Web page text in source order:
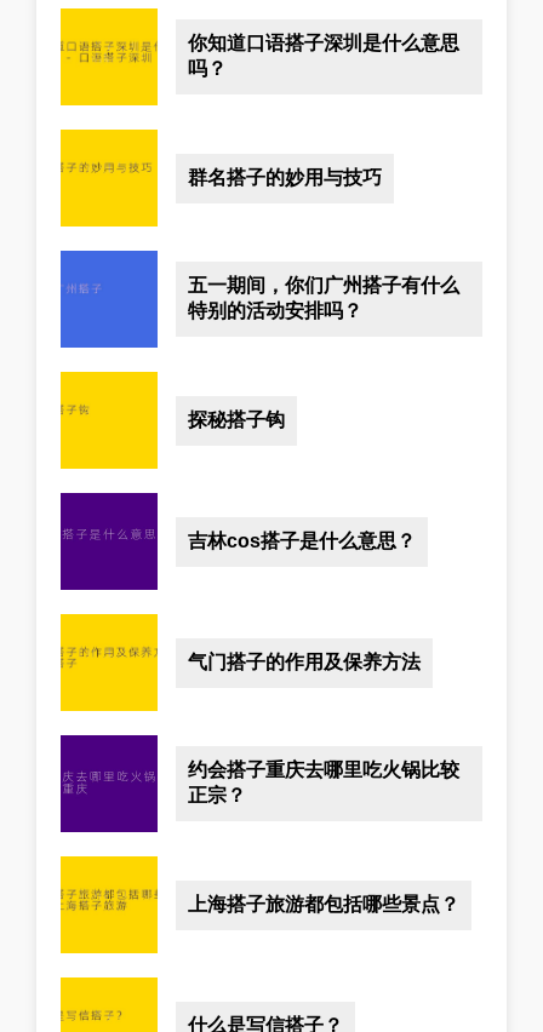
你知道口语搭子深圳是什么意思
吗？
群名搭子的妙用与技巧
五一期间，你们广州搭子有什么
特别的活动安排吗？
探秘搭子钩
吉林cos搭子是什么意思？
气门搭子的作用及保养方法
约会搭子重庆去哪里吃火锅比较
正宗？
上海搭子旅游都包括哪些景点？
什么是写信搭子？